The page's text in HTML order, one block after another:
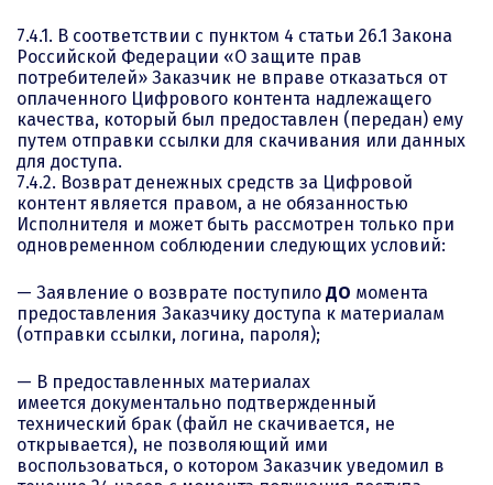
7.4.1. В соответствии с пунктом 4 статьи 26.1 Закона
Российской Федерации «О защите прав
потребителей» Заказчик не вправе отказаться от
оплаченного Цифрового контента надлежащего
качества, который был предоставлен (передан) ему
путем отправки ссылки для скачивания или данных
для доступа.
7.4.2. Возврат денежных средств за Цифровой
контент является правом, а не обязанностью
Исполнителя и может быть рассмотрен только при
одновременном соблюдении следующих условий:
— Заявление о возврате поступило ДО момента
предоставления Заказчику доступа к материалам
(отправки ссылки, логина, пароля);
— В предоставленных материалах
имеется документально подтвержденный
технический брак (файл не скачивается, не
открывается), не позволяющий ими
воспользоваться, о котором Заказчик уведомил в